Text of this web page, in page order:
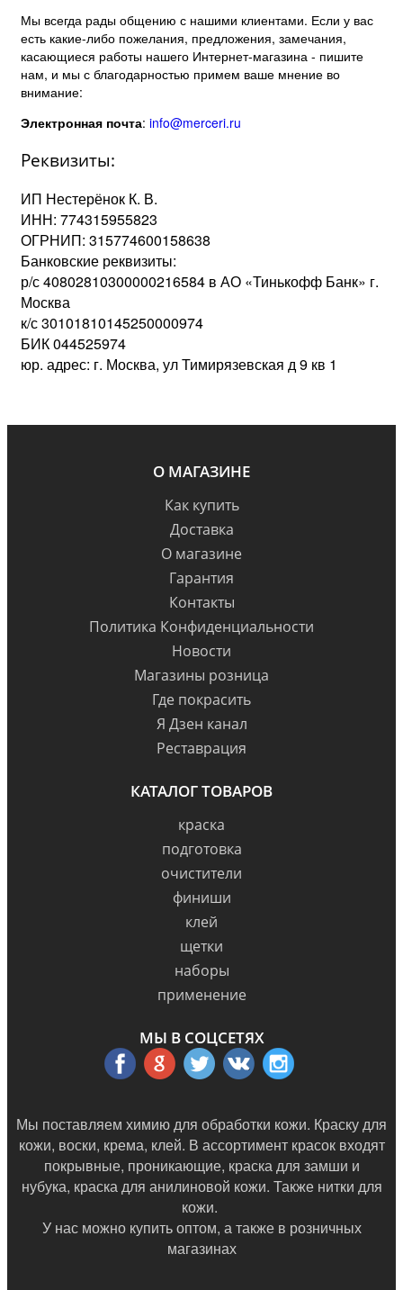
Мы всегда рады общению с нашими клиентами. Если у вас
есть какие-либо пожелания, предложения, замечания,
касающиеся работы нашего Интернет-магазина - пишите
нам, и мы с благодарностью примем ваше мнение во
внимание:
Электронная почта: info@merceri.ru
Реквизиты:
ИП Нестерёнок К. В.
ИНН: 774315955823
ОГРНИП: 315774600158638
Банковские реквизиты:
р/с 40802810300000216584 в АО «Тинькофф Банк» г.
Москва
к/с 30101810145250000974
БИК 044525974
юр. адрес: г. Москва, ул Тимирязевская д 9 кв 1
О МАГАЗИНЕ
Как купить
Доставка
О магазине
Гарантия
Контакты
Политика Конфиденциальности
Новости
Магазины розница
Где покрасить
Я Дзен канал
Реставрация
КАТАЛОГ ТОВАРОВ
краска
подготовка
очистители
финиши
клей
щетки
наборы
применение
МЫ В СОЦСЕТЯХ
Мы поставляем химию для обработки кожи. Краску для
кожи, воски, крема, клей. В ассортимент красок входят
покрывные, проникающие, краска для замши и
нубука, краска для анилиновой кожи. Также нитки для
кожи.
У нас можно купить оптом, а также в розничных
магазинах